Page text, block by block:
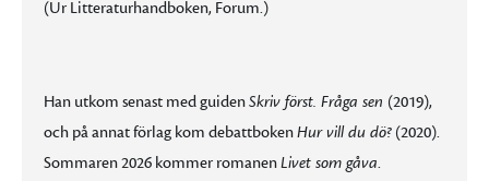
(Ur Litteraturhandboken, Forum.)
Han utkom senast med guidenSkriv först. Fråga sen (2019),
och på annat förlag kom debattbokenHur vill du dö? (2020).
Sommaren 2026 kommer romanenLivet som gåva.